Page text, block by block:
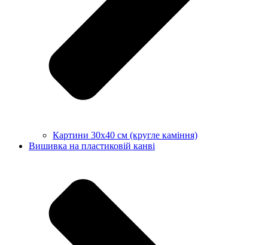
Картини 30х40 см (кругле каміння)
Вишивка на пластиковій канві